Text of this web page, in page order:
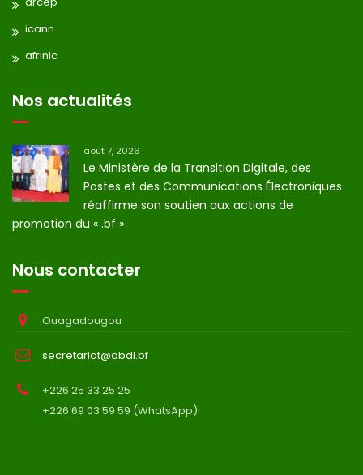
icann
afrinic
Nos actualités
août 7, 2026
Le Ministère de la Transition Digitale, des
Postes et des Communications Électroniques
réaffirme son soutien aux actions de
promotion du « .bf »
Nous contacter
Ouagadougou
secretariat@abdi.bf
+226 25 33 25 25
+226 69 03 59 59 (WhatsApp)